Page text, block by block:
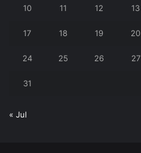
10 11 12 13
17 18 19 20
24 25 26 27
31
« Jul